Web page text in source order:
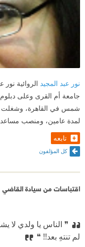
نور عبد المجيد الروائية
جامعة أم القرى وعلى
شمس في القاهرة، وشغلت
لمدة عامين، ومنصب
تابعه
كل المؤلفون
اقتباسات من سيادة القاضي
❞ الناس يا ولدي لا
لم تنتهِ بعد!! ❝